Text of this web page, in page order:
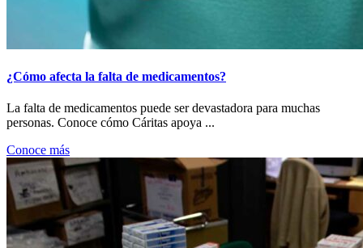
¿Cómo afecta la falta de medicamentos?
La falta de medicamentos puede ser devastadora para muchas
personas. Conoce cómo Cáritas apoya ...
Conoce más